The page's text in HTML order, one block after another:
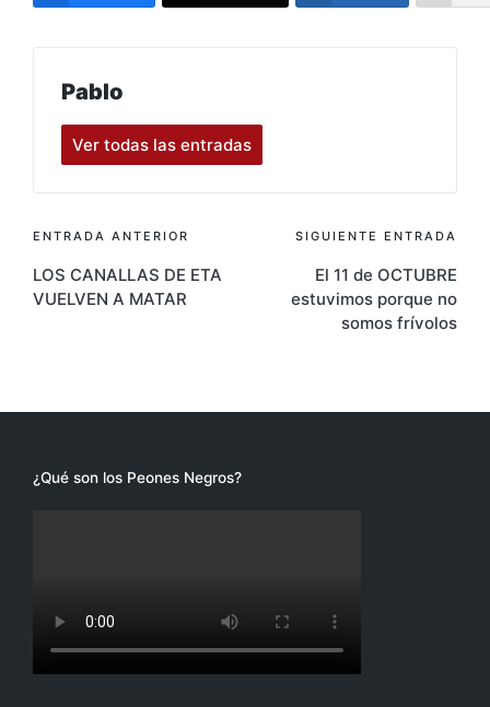
Pablo
Ver todas las entradas
Navegación
de
ENTRADA ANTERIOR
LOS CANALLAS DE ETA
VUELVEN A MATAR
SIGUIENTE ENTRADA
El 11 de OCTUBRE
estuvimos porque no
somos frívolos
¿Qué son los Peones Negros?